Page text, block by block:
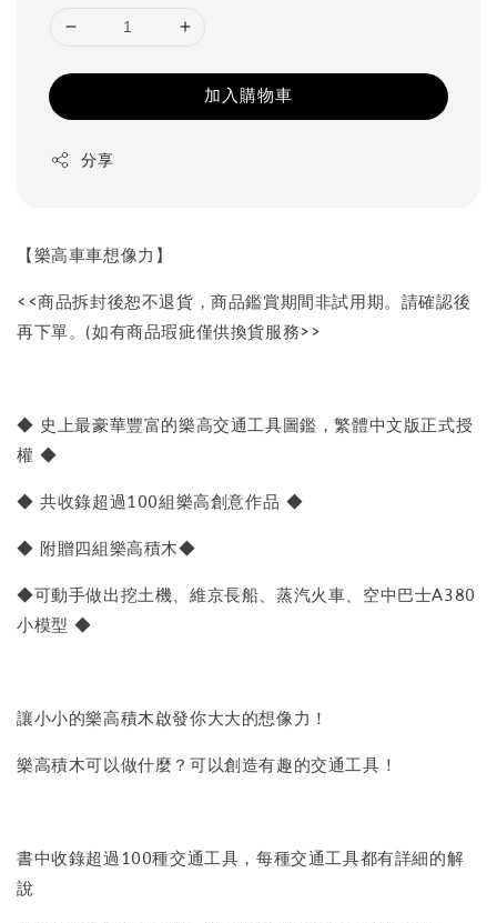
加入購物車
分享
【樂高車車想像力】
<<商品拆封後恕不退貨，商品鑑賞期間非試用期。請確認後
再下單。(如有商品瑕疵僅供換貨服務>>
◆ 史上最豪華豐富的樂高交通工具圖鑑，繁體中文版正式授
權 ◆
◆ 共收錄超過100組樂高創意作品 ◆
◆ 附贈四組樂高積木◆
◆可動手做出挖土機、維京長船、蒸汽火車、空中巴士A380
小模型 ◆
讓小小的樂高積木啟發你大大的想像力！
樂高積木可以做什麼？可以創造有趣的交通工具！
書中收錄超過100種交通工具，每種交通工具都有詳細的解
說